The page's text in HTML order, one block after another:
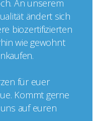
An unserem
ändert sich
biozertifizierten
wie gewohnt
für euer
Kommt gerne
auf euren